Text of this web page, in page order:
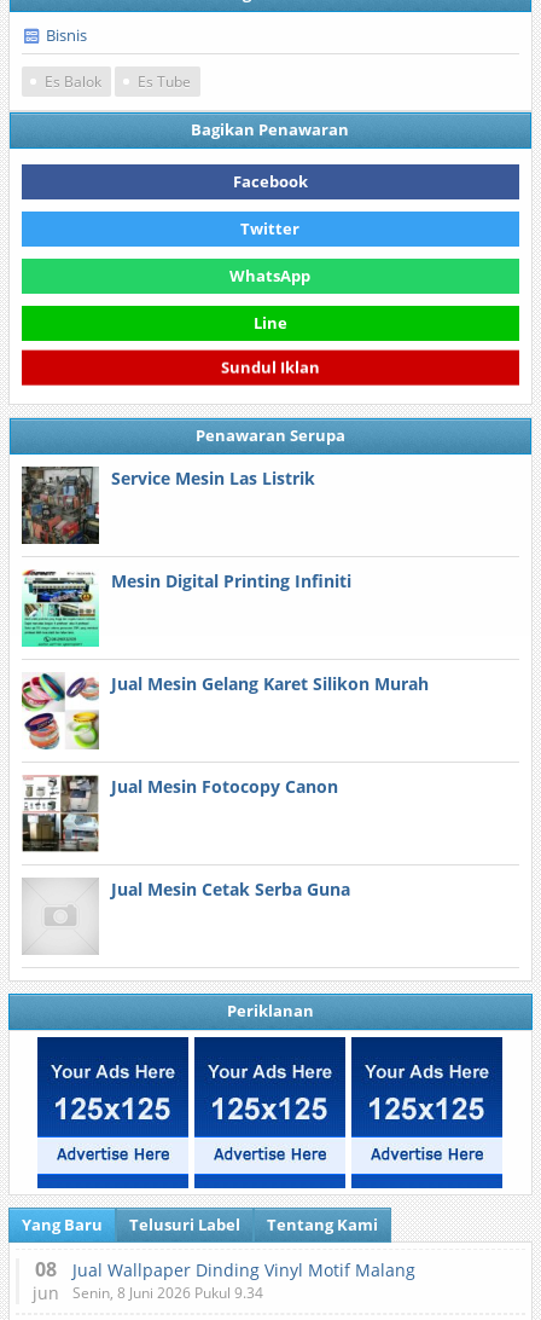
Bisnis
Es Balok Es Tube
Bagikan Penawaran
Facebook
Twitter
WhatsApp
Line
Sundul Iklan
Penawaran Serupa
Service Mesin Las Listrik
Mesin Digital Printing Infiniti
Jual Mesin Gelang Karet Silikon Murah
Jual Mesin Fotocopy Canon
Jual Mesin Cetak Serba Guna
Periklanan
Yang Baru Telusuri Label Tentang Kami
08
jun
Jual Wallpaper Dinding Vinyl Motif Malang
Senin, 8 Juni 2026 Pukul 9.34